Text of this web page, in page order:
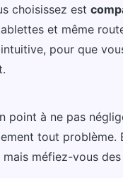
choisissez est
et même
pour que
point à ne pas
tout
méfiez-vous